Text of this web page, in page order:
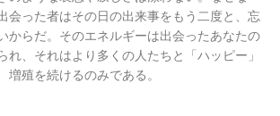
会った者はその日の出来事をもう二度と、忘
からだ。そのエネルギーは出会ったあなたの
れ、それはより多くの人たちと「ハッピー」
増殖を続けるのみである。